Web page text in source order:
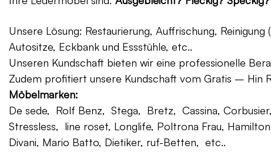
Unsere Lösung: Restaurierung, Auffrischung,
Autositze, Eckbank und Essstühle, etc..
Unseren Kundschaft bieten wir eine professionelle
Zudem profitiert unsere Kundschaft vom Gratis – Hin
Möbelmarken:
De sede, Rolf Benz, Stega, Bretz, Cassina,
Stressless, line roset, Longlife, Poltrona Frau,
Divani, Mario Batto, Dietiker, ruf-Betten, etc..